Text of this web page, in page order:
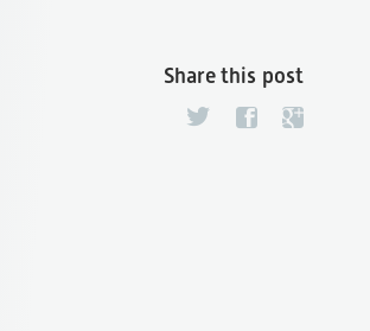
Share this post